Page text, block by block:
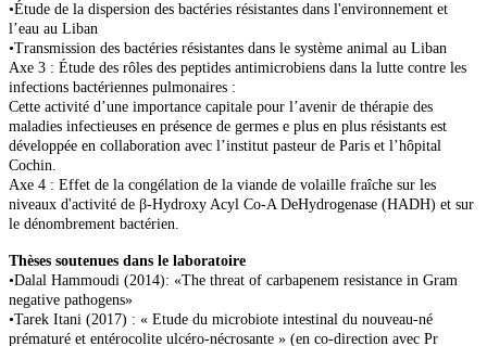
•Étude de la dispersion des bactéries résistantes dans l'environnement et
l’eau au Liban
•Transmission des bactéries résistantes dans le système animal au Liban
Axe 3 : Étude des rôles des peptides antimicrobiens dans la lutte contre les
infections bactériennes pulmonaires :
Cette activité d’une importance capitale pour l’avenir de thérapie des
maladies infectieuses en présence de germes e plus en plus résistants est
développée en collaboration avec l’institut pasteur de Paris et l’hôpital
Cochin.
Axe 4 : Effet de la congélation de la viande de volaille fraîche sur les
niveaux d'activité de β-Hydroxy Acyl Co-A DeHydrogenase (HADH) et sur
le dénombrement bactérien.
Thèses soutenues dans le laboratoire
•Dalal Hammoudi (2014): «The threat of carbapenem resistance in Gram
negative pathogens»
•Tarek Itani (2017) : « Etude du microbiote intestinal du nouveau-né
prématuré et entérocolite ulcéro-nécrosante » (en co-direction avec Pr